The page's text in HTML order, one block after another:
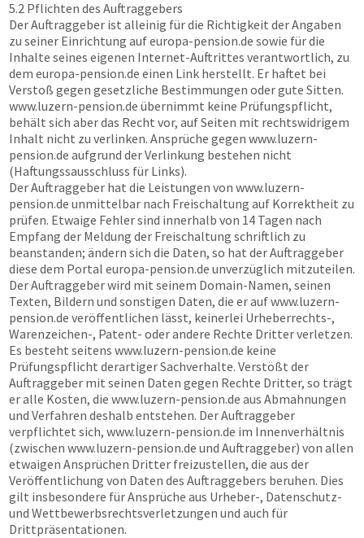
5.2 Pflichten des Auftraggebers
Der Auftraggeber ist alleinig für die Richtigkeit der Angaben
zu seiner Einrichtung aufeuropa-pension.de sowie für die
Inhalte seines eigenen Internet-Auftrittes verantwortlich, zu
dem europa-pension.de einen Link herstellt. Er haftet bei
Verstoß gegen gesetzliche Bestimmungen oder gute Sitten.
www.luzern-pension.de übernimmt keine Prüfungspflicht,
behält sich aber das Recht vor, auf Seiten mit rechtswidrigem
Inhalt nicht zu verlinken. Ansprüche gegen www.luzern-
pension.de aufgrund der Verlinkung bestehen nicht
(Haftungssausschluss für Links).
Der Auftraggeber hat die Leistungen von www.luzern-
pension.de unmittelbar nach Freischaltung auf Korrektheit zu
prüfen. Etwaige Fehler sind innerhalb von 14 Tagen nach
Empfang der Meldung der Freischaltung schriftlich zu
beanstanden; ändern sich die Daten, so hat der Auftraggeber
diese dem Portal europa-pension.de unverzüglich mitzuteilen.
Der Auftraggeber wird mit seinem Domain-Namen, seinen
Texten, Bildern und sonstigen Daten, die er aufwww.luzern-
pension.de veröffentlichen lässt, keinerlei Urheberrechts-,
Warenzeichen-, Patent- oder andere Rechte Dritter verletzen.
Es besteht seitens www.luzern-pension.de keine
Prüfungspflicht derartiger Sachverhalte. Verstößt der
Auftraggeber mit seinen Daten gegen Rechte Dritter, so trägt
er alle Kosten, die www.luzern-pension.de aus Abmahnungen
und Verfahren deshalb entstehen. Der Auftraggeber
verpflichtet sich, www.luzern-pension.de im Innenverhältnis
(zwischen www.luzern-pension.de und Auftraggeber) von allen
etwaigen Ansprüchen Dritter freizustellen, die aus der
Veröffentlichung von Daten des Auftraggebers beruhen. Dies
gilt insbesondere für Ansprüche aus Urheber-, Datenschutz-
und Wettbewerbsrechtsverletzungen und auch für
Drittpräsentationen.